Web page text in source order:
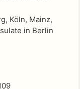
Köln, Mainz,
in Berlin